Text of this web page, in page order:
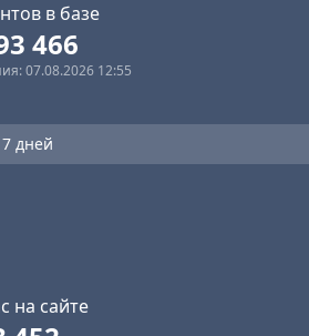
в базе
466
07.08.2026 12:55
7 дней
на сайте